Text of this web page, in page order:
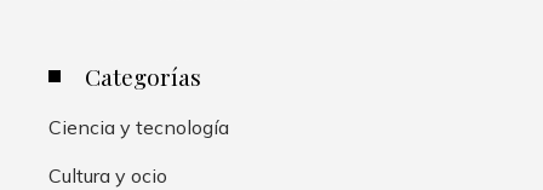
Categorías
Ciencia y tecnología
Cultura y ocio